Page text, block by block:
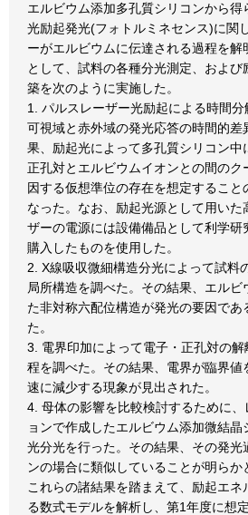
エルビウム添加多孔質シリコンから
光励起発光(フォトルミネセンス)に関
ーがエルビウムに伝達される過程を
として、試料の各種分光測定、およ
築を次のように実施した。
1. パルスレーザー光励起による時間分
可視域と赤外域の発光応答の時間的差
果、励起光によって多孔質シリコン中
正孔対とエルビウムイオンとの間のク
因する仮想準位の存在を想定すること
なった。なお、励起光源として用いた
ザーの電源には設備備品として利学研
購入したものを使用した。
2. X線吸収微細構造分光によって試料
局所構造を調べた。その結果、エル
た非対称六配位構造が発光の要因であ
た。
3. 電界印加によって電子・正孔対の
程を調べた。その結果、電界が臨界値
速に減少する現象が見出された。
4. 母体の影響を比較検討するために
ョンで作成したエルビウム添加微結晶
光分光を行った。その結果、その発光
ンの場合に類似していることが明らか
これらの諸結果を踏まえて、励起エネ
る数式モデルを解析し、第1年度に想